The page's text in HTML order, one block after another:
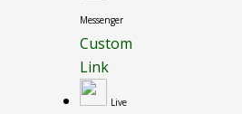
Messenger
Custom
Link
Live